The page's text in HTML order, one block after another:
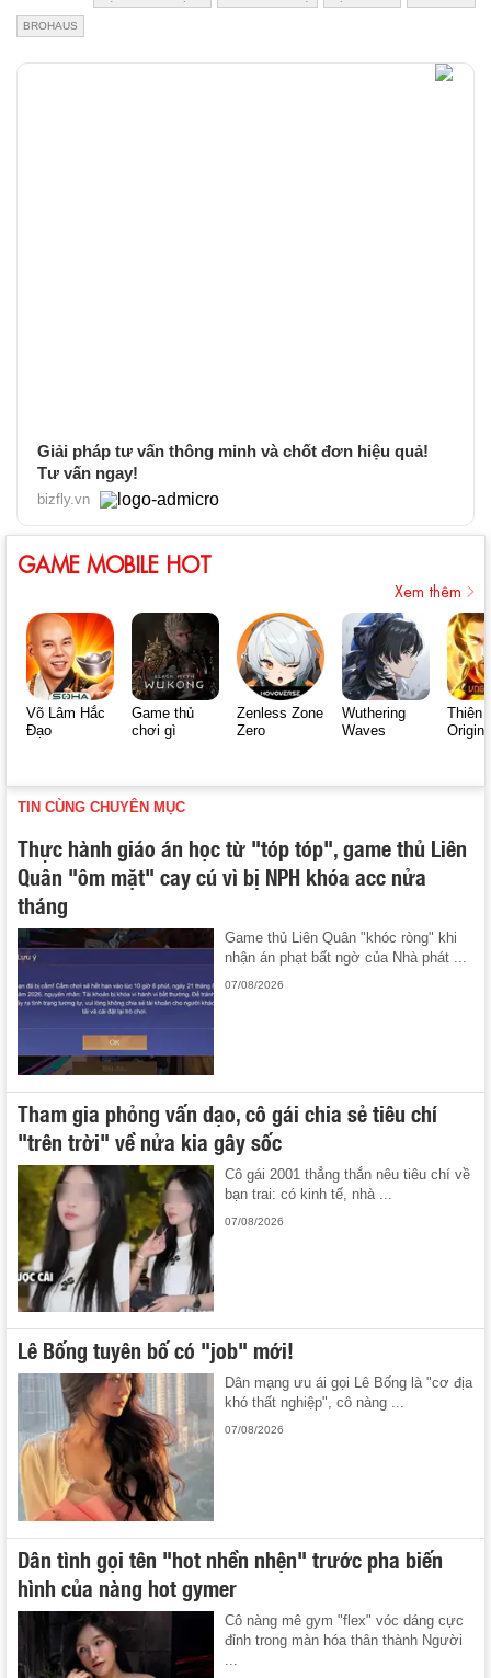
BROHAUS
Giải pháp tư vấn thông minh và chốt đơn hiệu quả!
Tư vấn ngay!
bizfly.vn
GAME MOBILE HOT
Xem thêm
Võ Lâm Hắc
Đạo
Game thủ
chơi gì
Zenless Zone
Zero
Wuthering
Waves
Thiên
Origin
TIN CÙNG CHUYÊN MỤC
Thực hành giáo án học từ "tóp tóp", game thủ Liên
Quân "ôm mặt" cay cú vì bị NPH khóa acc nửa
tháng
Game thủ Liên Quân "khóc ròng" khi
nhận án phạt bất ngờ của Nhà phát ...
07/08/2026
Tham gia phỏng vấn dạo, cô gái chia sẻ tiêu chí
"trên trời" về nửa kia gây sốc
Cô gái 2001 thẳng thắn nêu tiêu chí về
bạn trai: có kinh tế, nhà ...
07/08/2026
Lê Bống tuyên bố có "job" mới!
Dân mạng ưu ái gọi Lê Bống là "cơ địa
khó thất nghiệp", cô nàng ...
07/08/2026
Dân tình gọi tên "hot nhền nhện" trước pha biến
hình của nàng hot gymer
Cô nàng mê gym "flex" vóc dáng cực
đỉnh trong màn hóa thân thành Người